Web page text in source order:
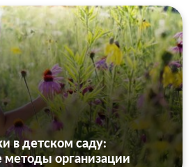
в детском саду:
организации